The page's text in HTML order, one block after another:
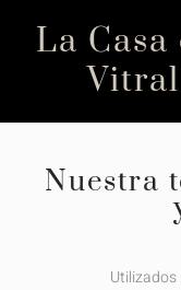
La Casa
Vitral
Nuestra